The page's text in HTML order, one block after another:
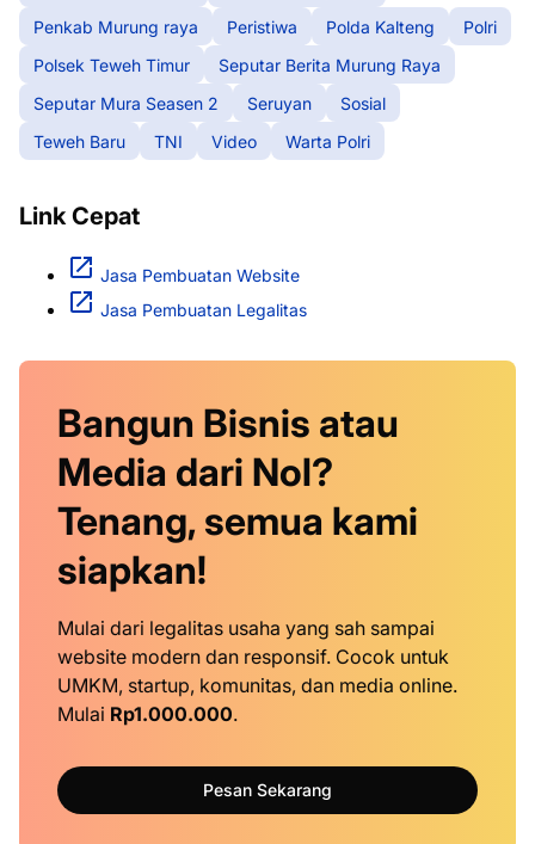
Penkab Murung raya
Peristiwa Polda Kalteng
Polri
Polsek Teweh Timur
Seputar Berita Murung Raya
Seputar Mura Seasen 2
Seruyan
Sosial
Teweh Baru
TNI Video Warta Polri
Link Cepat
Jasa Pembuatan Website
Jasa Pembuatan Legalitas
Bangun Bisnis atau
Media dari Nol?
Tenang, semua kami
siapkan!
Mulai dari legalitas usaha yang sah sampai
website modern dan responsif. Cocok untuk
UMKM, startup, komunitas, dan media online.
Mulai Rp1.000.000.
Pesan Sekarang